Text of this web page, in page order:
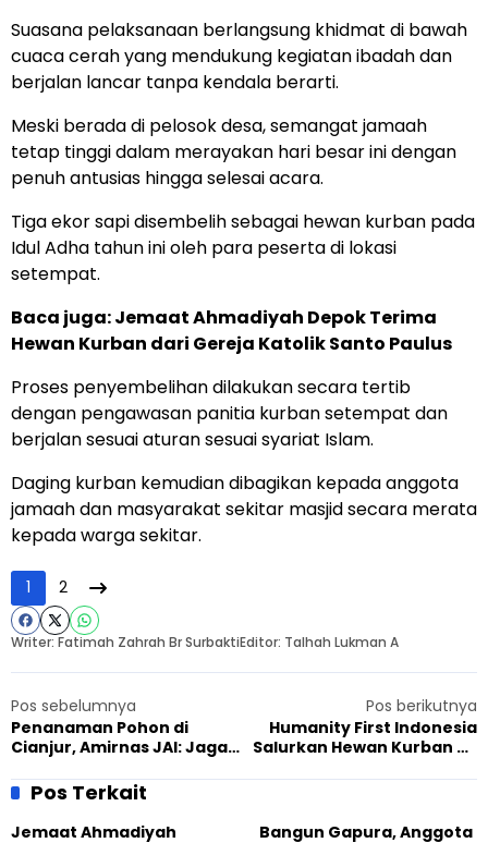
Suasana pelaksanaan berlangsung khidmat di bawah
cuaca cerah yang mendukung kegiatan ibadah dan
berjalan lancar tanpa kendala berarti.
Meski berada di pelosok desa, semangat jamaah
tetap tinggi dalam merayakan hari besar ini dengan
penuh antusias hingga selesai acara.
Tiga ekor sapi disembelih sebagai hewan kurban pada
Idul Adha tahun ini oleh para peserta di lokasi
setempat.
Baca juga:Jemaat Ahmadiyah Depok Terima
Hewan Kurban dari Gereja Katolik Santo Paulus
Proses penyembelihan dilakukan secara tertib
dengan pengawasan panitia kurban setempat dan
berjalan sesuai aturan sesuai syariat Islam.
Daging kurban kemudian dibagikan kepada anggota
jamaah dan masyarakat sekitar masjid secara merata
kepada warga sekitar.
1 2
Writer: Fatimah Zahrah Br SurbaktiEditor: Talhah Lukman A
Pos sebelumnya
Penanaman Pohon di
Cianjur, Amirnas JAI: Jaga
Tanggungjawab Moral
Pos berikutnya
Humanity First Indonesia
Salurkan Hewan Kurban ke
Daerah 3T
Pos Terkait
Jemaat Ahmadiyah
Bangun Gapura, Anggota